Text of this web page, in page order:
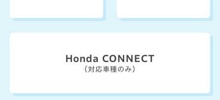
Honda CONNECT
（対応車種のみ）